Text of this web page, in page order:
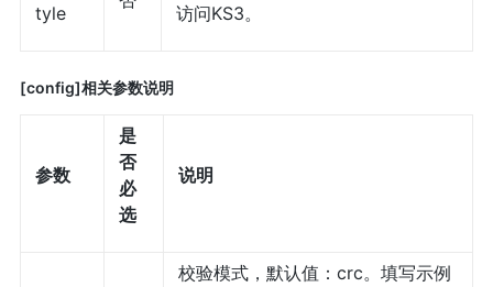
tyle
访问KS3。
[config]相关参数说明
参数
是
否
必
选
说明
校验模式，默认值：crc。填写示例